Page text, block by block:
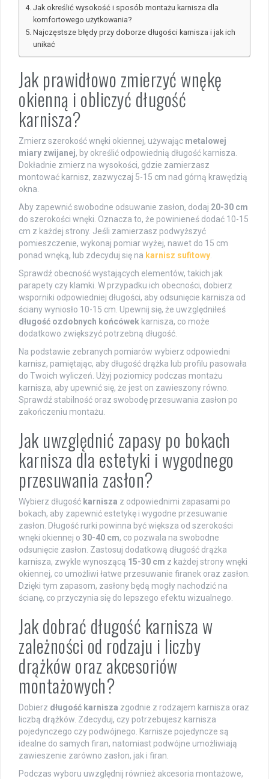
Jak określić wysokość i sposób montażu karnisza dla
komfortowego użytkowania?
Najczęstsze błędy przy doborze długości karnisza i jak ich
unikać
Jak prawidłowo zmierzyć wnękę
okienną i obliczyć długość
karnisza?
Zmierz szerokość wnęki okiennej, używając metalowej
miary zwijanej, by określić odpowiednią długość karnisza.
Dokładnie zmierz na wysokości, gdzie zamierzasz
montować karnisz, zazwyczaj 5-15 cm nad górną krawędzią
okna.
Aby zapewnić swobodne odsuwanie zasłon, dodaj 20-30 cm
do szerokości wnęki. Oznacza to, że powinieneś dodać 10-15
cm z każdej strony. Jeśli zamierzasz podwyższyć
pomieszczenie, wykonaj pomiar wyżej, nawet do 15 cm
ponad wnęką, lub zdecyduj się na karnisz sufitowy
Sprawdź obecność wystających elementów, takich jak
parapety czy klamki. W przypadku ich obecności, dobierz
wsporniki odpowiedniej długości, aby odsunięcie karnisza od
ściany wyniosło 10-15 cm. Upewnij się, że uwzględniłeś
długość ozdobnych końcówek karnisza, co może
dodatkowo zwiększyć potrzebną długość.
Na podstawie zebranych pomiarów wybierz odpowiedni
karnisz, pamiętając, aby długość drążka lub profilu pasowała
do Twoich wyliczeń. Użyj poziomicy podczas montażu
karnisza, aby upewnić się, że jest on zawieszony równo.
Sprawdź stabilność oraz swobodę przesuwania zasłon po
zakończeniu montażu.
Jak uwzględnić zapasy po bokach
karnisza dla estetyki i wygodnego
przesuwania zasłon?
Wybierz długość karnisza z odpowiednimi zapasami po
bokach, aby zapewnić estetykę i wygodne przesuwanie
zasłon. Długość rurki powinna być większa od szerokości
wnęki okiennej o 30-40 cm, co pozwala na swobodne
odsunięcie zasłon. Zastosuj dodatkową długość drążka
karnisza, zwykle wynoszącą 15-30 cm z każdej strony wnęki
okiennej, co umożliwi łatwe przesuwanie firanek oraz zasłon.
Dzięki tym zapasom, zasłony będą mogły nachodzić na
ścianę, co przyczynia się do lepszego efektu wizualnego.
Jak dobrać długość karnisza w
zależności od rodzaju i liczby
drążków oraz akcesoriów
montażowych?
Dobierz długość karnisza zgodnie z rodzajem karnisza oraz
liczbą drążków. Zdecyduj, czy potrzebujesz karnisza
pojedynczego czy podwójnego. Karnisze pojedyncze są
idealne do samych firan, natomiast podwójne umożliwiają
zawieszenie zarówno zasłon, jak i firan.
Podczas wyboru uwzględnij również akcesoria montażowe,